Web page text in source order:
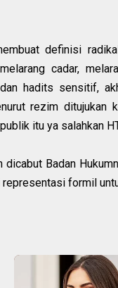
definisi
cadar,
hadits sensitif,
rezim ditujukan
itu ya salahkan
dicabut Badan
formil